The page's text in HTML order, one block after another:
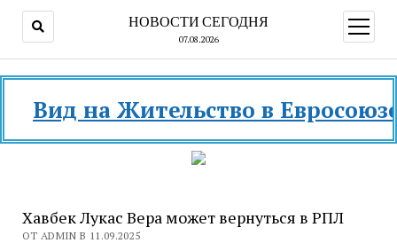
НОВОСТИ СЕГОДНЯ
07.08.2026
меню
Вид на Жительство в Евросоюзе
Хавбек Лукас Вера может вернуться в РПЛ
ОТ ADMIN В 11.09.2025